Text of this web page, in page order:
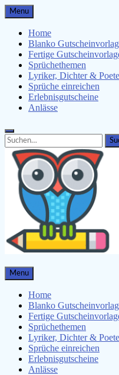
Skip
to
content
Menu
Home
Blanko
Fertige
Sprüchethemen
Lyriker, Dichter &
Sprüche einreichen
Erlebnisgutscheine
Anlässe
Search
for:
Search
Gutscheinspruch.de
Gutscheinsprüche &
Menu
Home
Blanko
Fertige
Sprüchethemen
Lyriker, Dichter &
Sprüche einreichen
Erlebnisgutscheine
Anlässe